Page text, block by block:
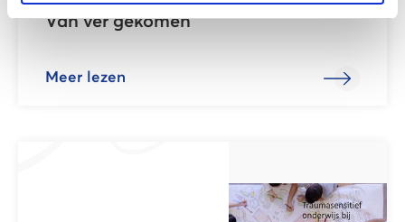
Van ver gekomen
Meer lezen